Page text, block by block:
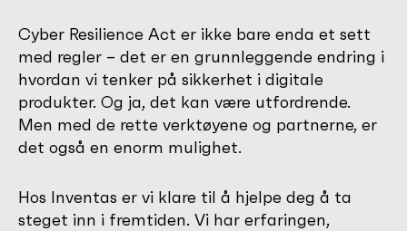
Cyber Resilience Act er ikke bare enda et sett
med regler – det er en grunnleggende endring i
hvordan vi tenker på sikkerhet i digitale
produkter. Og ja, det kan være utfordrende.
Men med de rette verktøyene og partnerne, er
det også en enorm mulighet.
Hos Inventas er vi klare til å hjelpe deg å ta
steget inn i fremtiden. Vi har erfaringen,